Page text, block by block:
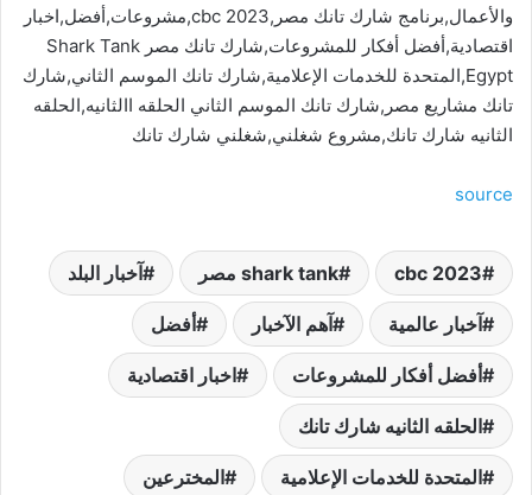
والأعمال,برنامج شارك تانك مصر,cbc 2023,مشروعات,أفضل,اخبار
اقتصادية,أفضل أفكار للمشروعات,شارك تانك مصر Shark Tank
Egypt,المتحدة للخدمات الإعلامية,شارك تانك الموسم الثاني,شارك
تانك مشاريع مصر,شارك تانك الموسم الثاني الحلقه االثانيه,الحلقه
الثانيه شارك تانك,مشروع شغلني,شغلني شارك تانك
source
cbc 2023 shark tank مصر آخبار البلد
آخبار عالمية آهم الآخبار أفضل
أفضل أفكار للمشروعات اخبار اقتصادية
الحلقه الثانيه شارك تانك
المتحدة للخدمات الإعلامية المخترعين